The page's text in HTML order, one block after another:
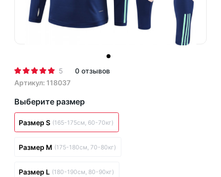
5
0 отзывов
Артикул: 118037
Выберите размер
Размер S (165-175см, 60-70кг)
Размер M (175-180см, 70-80кг)
Размер L (180-190см, 80-90кг)